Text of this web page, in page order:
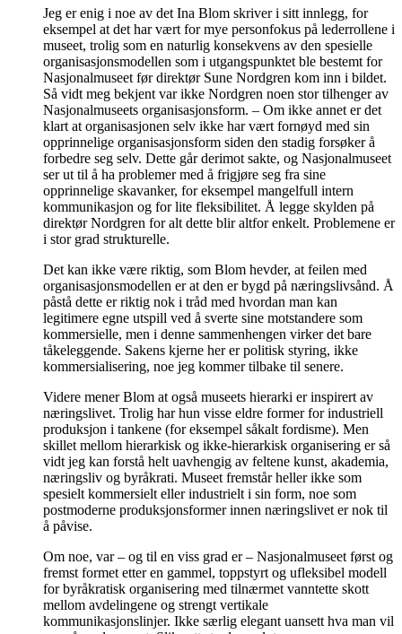
Jeg er enig i noe av det Ina Blom skriver i sitt innlegg, for
eksempel at det har vært for mye personfokus på lederrollene i
museet, trolig som en naturlig konsekvens av den spesielle
organisasjonsmodellen som i utgangspunktet ble bestemt for
Nasjonalmuseet før direktør Sune Nordgren kom inn i bildet.
Så vidt meg bekjent var ikke Nordgren noen stor tilhenger av
Nasjonalmuseets organisasjonsform. – Om ikke annet er det
klart at organisasjonen selv ikke har vært fornøyd med sin
opprinnelige organisasjonsform siden den stadig forsøker å
forbedre seg selv. Dette går derimot sakte, og Nasjonalmuseet
ser ut til å ha problemer med å frigjøre seg fra sine
opprinnelige skavanker, for eksempel mangelfull intern
kommunikasjon og for lite fleksibilitet. Å legge skylden på
direktør Nordgren for alt dette blir altfor enkelt. Problemene er
i stor grad strukturelle.
Det kan ikke være riktig, som Blom hevder, at feilen med
organisasjonsmodellen er at den er bygd på næringslivsånd. Å
påstå dette er riktig nok i tråd med hvordan man kan
legitimere egne utspill ved å sverte sine motstandere som
kommersielle, men i denne sammenhengen virker det bare
tåkeleggende. Sakens kjerne her er politisk styring, ikke
kommersialisering, noe jeg kommer tilbake til senere.
Videre mener Blom at også museets hierarki er inspirert av
næringslivet. Trolig har hun visse eldre former for industriell
produksjon i tankene (for eksempel såkalt fordisme). Men
skillet mellom hierarkisk og ikke-hierarkisk organisering er så
vidt jeg kan forstå helt uavhengig av feltene kunst, akademia,
næringsliv og byråkrati. Museet fremstår heller ikke som
spesielt kommersielt eller industrielt i sin form, noe som
postmoderne produksjonsformer innen næringslivet er nok til
å påvise.
Om noe, var – og til en viss grad er – Nasjonalmuseet først og
fremst formet etter en gammel, toppstyrt og ufleksibel modell
for byråkratisk organisering med tilnærmet vanntette skott
mellom avdelingene og strengt vertikale
kommunikasjonslinjer. Ikke særlig elegant uansett hva man vil